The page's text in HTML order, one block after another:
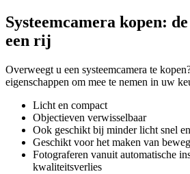
Systeemcamera kopen:
een rij
Overweegt u een systeemcamera te
eigenschappen om mee te nemen in uw
Licht en compact
Objectieven verwisselbaar
Ook geschikt bij minder licht snel
Geschikt voor het maken van
Fotograferen vanuit automatische
kwaliteitsverlies